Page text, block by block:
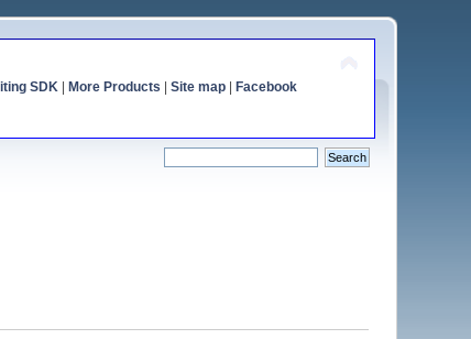
SDK| More Products Site map| Facebook